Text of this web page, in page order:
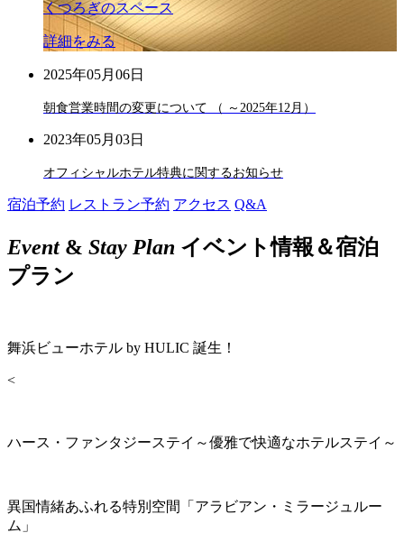
くつろぎのスペース
詳細をみる
2025年05月06日
朝食営業時間の変更について （ ～2025年12月）
2023年05月03日
オフィシャルホテル特典に関するお知らせ
宿泊予約 レストラン予約 アクセス Q&A
Event& Stay Plan イベント情報＆宿泊
プラン
舞浜ビューホテル by HULIC 誕生！
<
ハース・ファンタジーステイ～優雅で快適なホテルステイ～
異国情緒あふれる特別空間「アラビアン・ミラージュルー
ム」